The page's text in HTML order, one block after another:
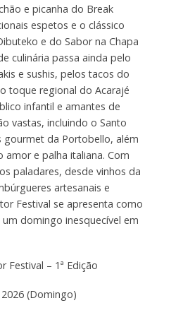
e picanha do Break
espetos e o clássico
e do Sabor na Chapa
culinária passa ainda pelo
e sushis, pelos tacos do
toque regional do Acarajé
infantil e amantes de
vastas, incluindo o Santo
gourmet da Portobello, além
amor e palha italiana. Com
paladares, desde vinhos da
artesanais e
Festival se apresenta como
domingo inesquecível em
Festival – 1ª Edição
(Domingo)